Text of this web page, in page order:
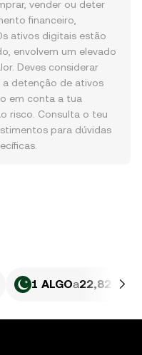
vender ou deter
financeiro,
ativos digitais estão
envolvem um elevado
Deves considerar
detenção de ativos
em conta a tua
risco. Consulta o teu
para dúvidas
1 ALGOa22,82 PKR